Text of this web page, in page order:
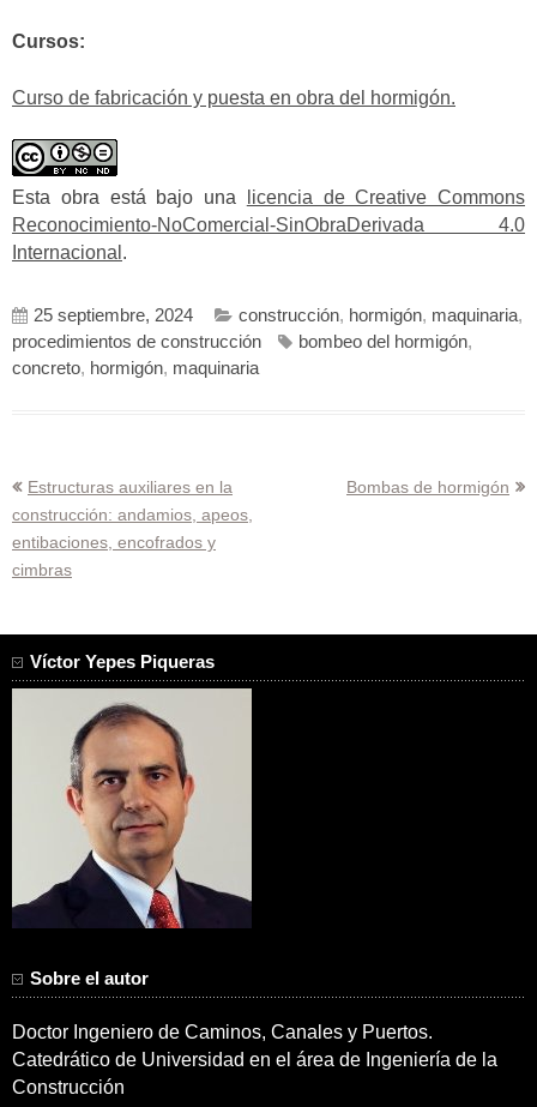
Cursos:
Curso de fabricación y puesta en obra del hormigón.
Esta obra está bajo una
licencia de Creative Commons
Reconocimiento-NoComercial-SinObraDerivada 4.0
Internacional .
25 septiembre, 2024 construcción, hormigón, maquinaria,
procedimientos de construcción
bombeo del hormigón,
concreto, hormigón, maquinaria
Navegación
de
entradas
Estructuras auxiliares en la
construcción: andamios, apeos,
entibaciones, encofrados y
cimbras
Bombas de hormigón
Víctor Yepes Piqueras
Sobre el autor
Doctor Ingeniero de Caminos, Canales y Puertos.
Catedrático de Universidad en el área de Ingeniería de la
Construcción